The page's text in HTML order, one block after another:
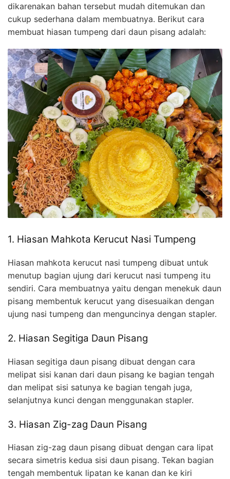
dikarenakan bahan tersebut mudah ditemukan dan
cukup sederhana dalam membuatnya. Berikut cara
membuat hiasan tumpeng dari daun pisang adalah:
1. Hiasan Mahkota Kerucut Nasi Tumpeng
Hiasan mahkota kerucut nasi tumpeng dibuat untuk
menutup bagian ujung dari kerucut nasi tumpeng itu
sendiri. Cara membuatnya yaitu dengan menekuk daun
pisang membentuk kerucut yang disesuaikan dengan
ujung nasi tumpeng dan menguncinya dengan stapler.
2. Hiasan Segitiga Daun Pisang
Hiasan segitiga daun pisang dibuat dengan cara
melipat sisi kanan dari daun pisang ke bagian tengah
dan melipat sisi satunya ke bagian tengah juga,
selanjutnya kunci dengan menggunakan stapler.
3. Hiasan Zig-zag Daun Pisang
Hiasan zig-zag daun pisang dibuat dengan cara lipat
secara simetris kedua sisi daun pisang. Tekan bagian
tengah membentuk lipatan ke kanan dan ke kiri